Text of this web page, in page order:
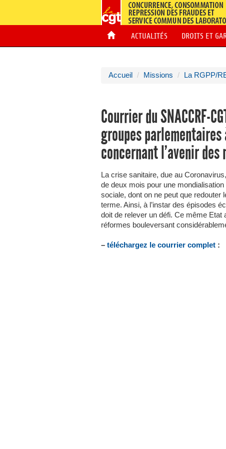
ACTUALITÉS DROITS ET
Accueil Missions La RGPP/
Courrier du SNACCRF-
groupes
concernant l’avenir des
La crise sanitaire, due au
de deux mois pour une
sociale, dont on ne peut que
terme. Ainsi, à l’instar des épisodes
doit de relever un défi. Ce même Etat
réformes bouleversant
– téléchargez le courrier complet :